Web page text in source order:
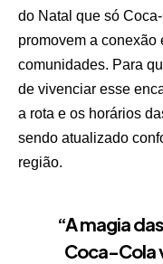
do Natal que só
promovem a conexão
comunidades. Para
de vivenciar esse
a rota e os horários
sendo atualizado
região.
“A magia
Coca-Cola